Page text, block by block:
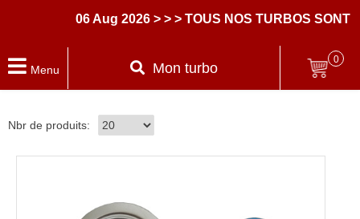
06 Aug 2026 > > > TOUS NOS TURBOS SONT
Menu Mon turbo
0
Nbr de produits: